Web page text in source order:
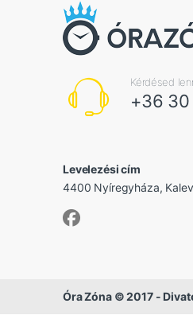
Kérdésed
+36
Levelezési cím
4400 Nyíregyháza,
Óra Zóna © 2017 -